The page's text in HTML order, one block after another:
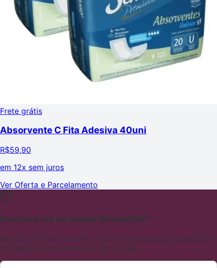
Frete grátis
Absorvente C Fita Adesiva 40uni
R$59,90
em 12x sem juros
Ver Oferta e Parcelamento
Inscreva-se na nossa Newsletter!
Receba ofertas incríveis, cupons de desconto exclusivos e
novidades diretamente no seu e-mail.